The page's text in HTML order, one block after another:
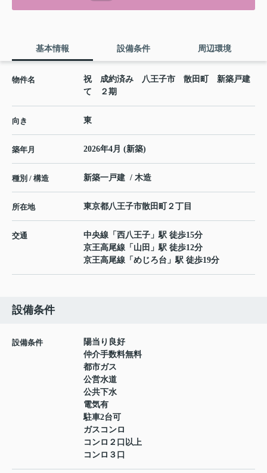
基本情報 設備条件 周辺環境
物件名
祝 成約済み 八王子市 散田町 新築戸建
て ２期
向き 東
築年月 2026年4月 (新築)
種別 / 構造 新築一戸建 / 木造
所在地 東京都八王子市散田町 ２丁目
交通 中央線 「 西八王子 」駅 徒歩15分
京王高尾線 「 山田 」駅 徒歩12分
京王高尾線 「 めじろ台 」駅 徒歩19分
設備条件
設備条件
陽当り良好
仲介手数料無料
都市ガス
公営水道
公共下水
電気有
駐車2台可
ガスコンロ
コンロ２口以上
コンロ３口